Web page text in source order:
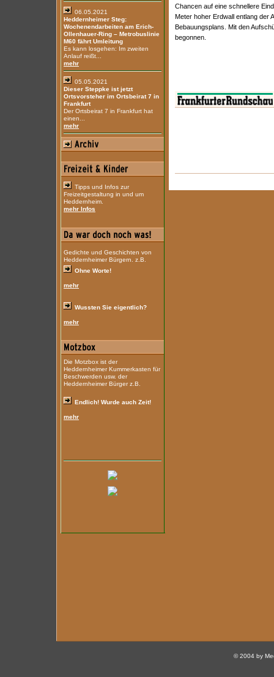
06.05.2021
Heddernheimer Steg:
Wochenendarbeiten am Erich-
Ollenhauer-Ring – Metrobuslinie
M60 fährt Umleitung
Es kann losgehen: Im zweiten
Anlauf reißt...
mehr
05.05.2021
Dieser Steppke ist jetzt
Ortsvorsteher im Ortsbeirat 7 in
Frankfurt
Der Ortsbeirat 7 in Frankfurt hat
einen...
mehr
Tipps und Infos zur
Freizeitgestaltung in und um
Heddernheim.
mehr Infos
Gedichte und Geschichten von
Heddernheimer Bürgern. z.B.
Ohne Worte!
mehr
Wussten Sie eigentlich?
mehr
Die Motzbox ist der
Heddernheimer Kummerkasten für
Beschwerden usw. der
Heddernheimer Bürger z.B.
Endlich! Wurde auch Zeit!
mehr
Chancen auf eine schnellere
Meter hoher Erdwall entlang der
Bebauungsplans. Mit den
begonnen.
© 2004 by